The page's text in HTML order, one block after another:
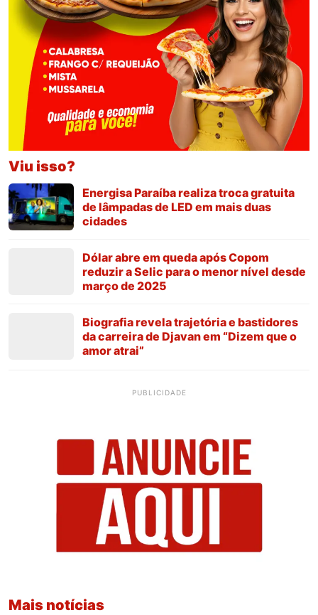
Viu isso?
Energisa Paraíba realiza troca gratuita
de lâmpadas de LED em mais duas
cidades
Dólar abre em queda após Copom
reduzir a Selic para o menor nível desde
março de 2025
Biografia revela trajetória e bastidores
da carreira de Djavan em “Dizem que o
amor atrai”
PUBLICIDADE
Mais notícias